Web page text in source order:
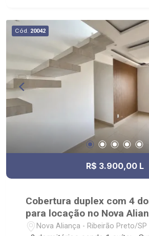
Cód. 20042
R$ 3.900,00 L
Cobertura duplex com 4
para locação no Nova
Nova Aliança - Ribeirão Preto/SP